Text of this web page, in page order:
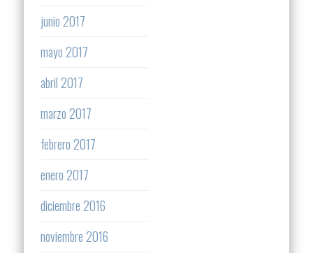
junio 2017
mayo 2017
abril 2017
marzo 2017
febrero 2017
enero 2017
diciembre 2016
noviembre 2016